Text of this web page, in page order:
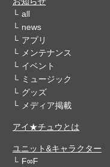
all
news
アプリ
メンテナンス
イベント
ミュージック
グッズ
メディア掲載
アイ★チュウとは
ユニット&キャラクター
F∞F